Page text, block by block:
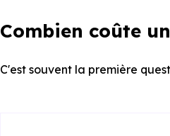
Combien coûte
C'est souvent la première